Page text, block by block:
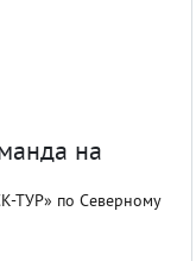
на
ТУР» по Северному